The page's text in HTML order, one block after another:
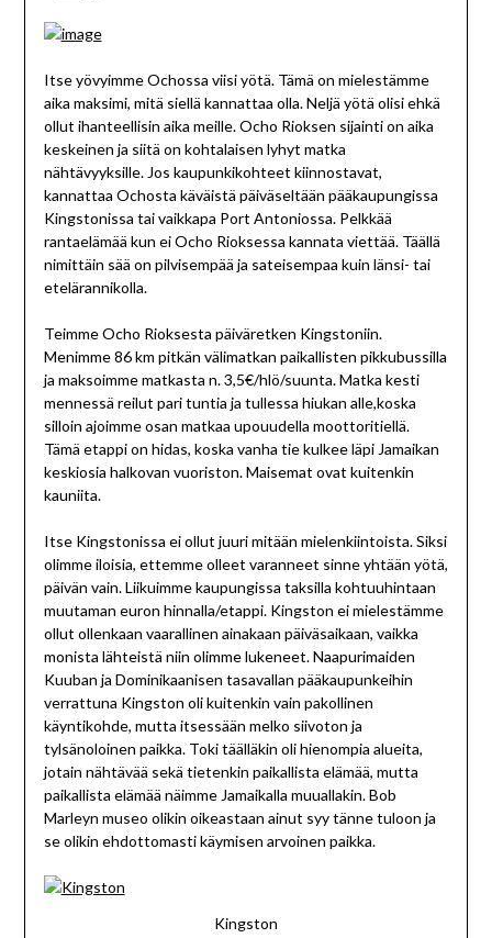
Itse yövyimme Ochossa viisi yötä. Tämä on mielestämme
aika maksimi, mitä siellä kannattaa olla. Neljä yötä olisi ehkä
ollut ihanteellisin aika meille. Ocho Rioksen sijainti on aika
keskeinen ja siitä on kohtalaisen lyhyt matka
nähtävyyksille. Jos kaupunkikohteet kiinnostavat,
kannattaa Ochosta käväistä päiväseltään pääkaupungissa
Kingstonissa tai vaikkapa Port Antoniossa. Pelkkää
rantaelämää kun ei Ocho Rioksessa kannata viettää. Täällä
nimittäin sää on pilvisempää ja sateisempaa kuin länsi- tai
etelärannikolla.
Teimme Ocho Rioksesta päiväretken Kingstoniin.
Menimme 86 km pitkän välimatkan paikallisten pikkubussilla
ja maksoimme matkasta n. 3,5€/hlö/suunta. Matka kesti
mennessä reilut pari tuntia ja tullessa hiukan alle,koska
silloin ajoimme osan matkaa upouudella moottoritiellä.
Tämä etappi on hidas, koska vanha tie kulkee läpi Jamaikan
keskiosia halkovan vuoriston. Maisemat ovat kuitenkin
kauniita.
Itse Kingstonissa ei ollut juuri mitään mielenkiintoista. Siksi
olimme iloisia, ettemme olleet varanneet sinne yhtään yötä,
päivän vain. Liikuimme kaupungissa taksilla kohtuuhintaan
muutaman euron hinnalla/etappi. Kingston ei mielestämme
ollut ollenkaan vaarallinen ainakaan päiväsaikaan, vaikka
monista lähteistä niin olimme lukeneet. Naapurimaiden
Kuuban ja Dominikaanisen tasavallan pääkaupunkeihin
verrattuna Kingston oli kuitenkin vain pakollinen
käyntikohde, mutta itsessään melko siivoton ja
tylsänoloinen paikka. Toki täälläkin oli hienompia alueita,
jotain nähtävää sekä tietenkin paikallista elämää, mutta
paikallista elämää näimme Jamaikalla muuallakin. Bob
Marleyn museo olikin oikeastaan ainut syy tänne tuloon ja
se olikin ehdottomasti käymisen arvoinen paikka.
Kingston